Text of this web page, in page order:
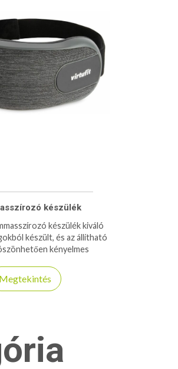
készülék
készülék kiváló
készült, és az állítható
kényelmes
Megtekintés